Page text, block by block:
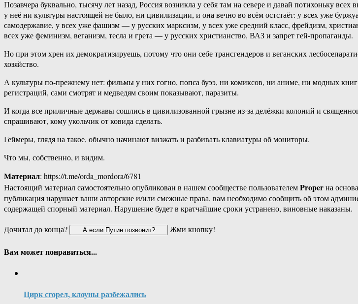
Позавчера буквально, тысячу лет назад, Россия возникла у себя там на севере и давай потихоньку
у неё ни культуры настоящей не было, ни цивилизации, и она вечно во всём остстаёт: у всех уже
самодержавие, у всех уже фашизм — у русских марксизм, у всех уже средний класс, фрейдизм,
всех уже феминизм, веганизм, тесла и грета — у русских христианство, ВАЗ и запрет гей-пропаганды.
Но при этом хрен их демократизируешь, потому что они себе трансгендеров и веганских
хозяйство.
А культуры по-прежнему нет: фильмы у них гогно, попса буээ, ни комиксов, ни аниме, ни модных
регистраций, сами смотрят и медведям своим показывают, паразиты.
И когда все приличные державы сошлись в цивилизованной грызне из-за делёжки колоний и
спрашивают, кому укольчик от ковида сделать.
Геймеры, глядя на такое, обычно начинают визжать и разбивать клавиатуры об мониторы.
Что мы, собственно, и видим.
Материал: https://t.me/orda_mordora/6781
Настоящий материал самостоятельно опубликован в нашем сообществе пользователемProperна
публикация нарушает ваши авторские и/или смежные права, вам необходимо сообщить об этом
содержащей спорный материал. Нарушение будет в кратчайшие сроки устранено, виновные наказаны.
Дочитал до конца?
Жми кнопку!
Вам может понравиться...
Цирк сгорел, клоуны разбежались